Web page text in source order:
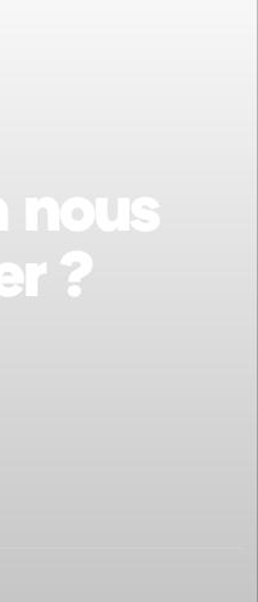
nous
?